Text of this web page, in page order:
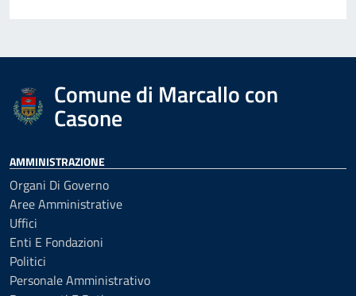
Comune di Marcallo con
Casone
AMMINISTRAZIONE
Organi Di Governo
Aree Amministrative
Uffici
Enti E Fondazioni
Politici
Personale Amministrativo